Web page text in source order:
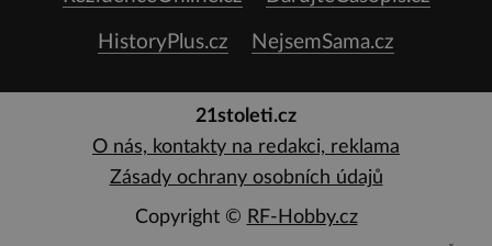
HistoryPlus.cz NejsemSama.cz
21stoleti.cz
O nás, kontakty na redakci, reklama
Zásady ochrany osobních údajů
Copyright © RF-Hobby.cz